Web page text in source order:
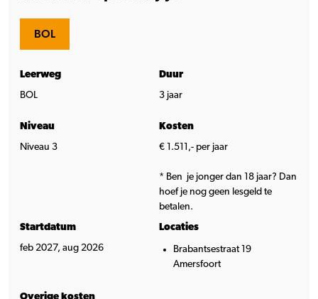
BOL
Leerweg
BOL
Duur
3 jaar
Niveau
Niveau 3
Kosten
€ 1.511,- per jaar
* Ben je jonger dan 18 jaar? Dan
hoef je nog geen lesgeld te
betalen.
Startdatum
feb 2027, aug 2026
Locaties
Brabantsestraat 19
Amersfoort
Overige kosten